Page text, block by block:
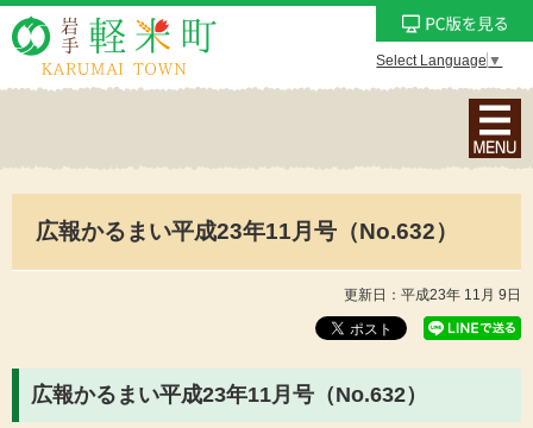
Select Language ▼
ナ
ビ
ン
メ
広報かるまい平成23年11月号（No.632）
更新日：平成23年 11月 9日
広報かるまい平成23年11月号（No.632）